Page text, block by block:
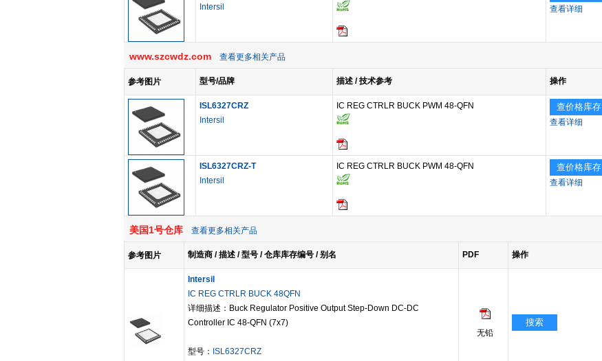
Intersil
查看详细
www.szcwdz.com 查看更多相关产品
参考图片 型号/品牌 描述 / 技术参考 操作
ISL6327CRZ
Intersil
IC REG CTRLR BUCK PWM 48-QFN 查价格库存
查看详细
ISL6327CRZ-T
Intersil
IC REG CTRLR BUCK PWM 48-QFN 查价格库存
查看详细
美国1号仓库 查看更多相关产品
参考图片 制造商 / 描述 / 型号 / 仓库库存编号 / 别名 PDF 操作
Intersil
IC REG CTRLR BUCK 48QFN
详细描述：Buck Regulator Positive Output Step-Down DC-DC
Controller IC 48-QFN (7x7)
型号： ISL6327CRZ
无铅
搜索